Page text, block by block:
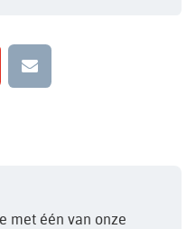
met één van onze